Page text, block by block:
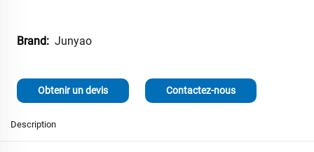
Brand: Junyao
Obtenir un devis Contactez-nous
Description